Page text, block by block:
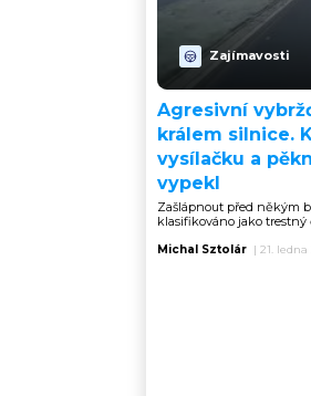
Zajímavosti
Agresivní
králem silnice.
vysílačku a
vypekl
Zašlápnout před někým
klasifikováno jako
Michal Sztolár | 21. ledna